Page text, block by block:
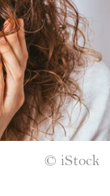
© iStock